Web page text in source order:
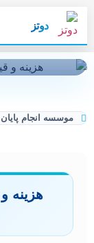
دوتز
موسسه انجام پایان
هزینه